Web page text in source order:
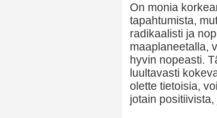
On monia
tapahtumista,
radikaalisti ja
maaplaneetalla,
hyvin nopeasti.
luultavasti
olette tietoisia,
jotain